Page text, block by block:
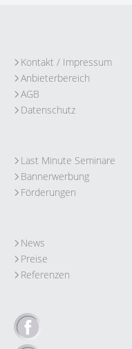
Kontakt / Impressum
Anbieterbereich
AGB
Datenschutz
Last Minute Seminare
Bannerwerbung
Förderungen
News
Preise
Referenzen